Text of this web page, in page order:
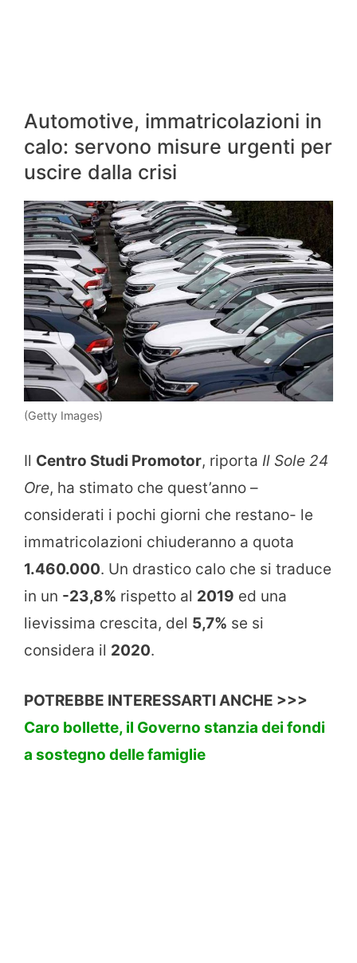
Automotive, immatricolazioni in
calo: servono misure urgenti per
uscire dalla crisi
(Getty Images)
Il Centro Studi Promotor, riporta Il Sole 24
Ore, ha stimato che quest’anno –
considerati i pochi giorni che restano- le
immatricolazioni chiuderanno a quota
1.460.000. Un drastico calo che si traduce
in un -23,8% rispetto al 2019 ed una
lievissima crescita, del 5,7% se si
considera il 2020.
POTREBBE INTERESSARTI ANCHE >>>
Caro bollette, il Governo stanzia dei fondi
a sostegno delle famiglie